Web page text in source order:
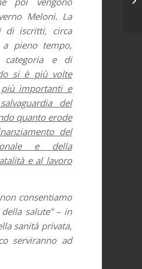
Meloni. La
di iscritti, circa
a pieno tempo,
categoria e di
si è più volte
importanti e
del
quanto erode
del
e della
e al lavoro
consentiamo
salute” – in
sanità privata,
serviranno ad